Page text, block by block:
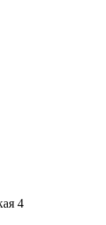
Киришская 4